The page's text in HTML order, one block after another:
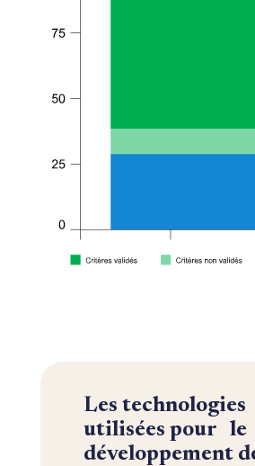
Les technologies
utilisées pour le
développement